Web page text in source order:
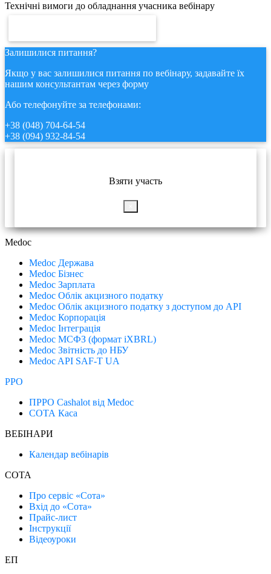
Технічні вимоги до обладнання учасника вебінару
Залишилися питання?
Якщо у вас залишилися питання по вебінару, задавайте їх
нашим консультантам через форму
Або телефонуйте за телефонами:
+38 (048) 704-64-54
+38 (094) 932-84-54
Взяти участь
Medoc
Medoc Держава
Medoc Бізнес
Medoc Зарплата
Medoc Облік акцизного податку
Medoc Облік акцизного податку з доступом до API
Medoc Корпорація
Medoc Інтеграція
Medoc МСФЗ (формат іХBRL)
Medoc Звітність до НБУ
Medoc API SAF-T UA
РРО
ПРРО Cashalot від Medoc
СОТА Каса
ВЕБІНАРИ
Календар вебінарів
СОТА
Про сервіс «Сота»
Вхід до «Сота»
Прайс-лист
Інструкції
Відеоуроки
ЕП